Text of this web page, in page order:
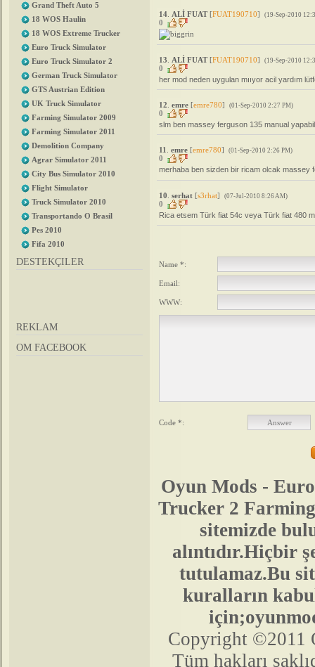
Grand Theft Auto 5
18 WOS Haulin
18 WOS Extreme Trucker
Euro Truck Simulator
Euro Truck Simulator 2
German Truck Simulator
GTS Austrian Edition
UK Truck Simulator
Farming Simulator 2009
Farming Simulator 2011
Demolition Company
Agrar Simulator 2011
City Bus Simulator 2010
Flight Simulator
Truck Simulator 2010
Transportando O Brasil
Pes 2010
Fifa 2010
DESTEKÇILER
REKLAM
OM FACEBOOK
14 ALİ FUAT [FUAT190710] (19-Sep-2010
0
13 ALİ FUAT [FUAT190710] (19-Sep-2010
0
her mod neden uygulan mııyor acil yardım
12 emre [emre780] (01-Sep-2010 2:27 PM)
0
slm ben massey ferguson 135 manual
11 emre [emre780] (01-Sep-2010 2:26 PM)
0
merhaba ben sizden bir ricam olcak massey
10 serhat [s3rhat] (07-Jul-2010 8:26 AM)
0
Rica etsem Türk fiat 54c veya Türk fiat 480
Name *:
Email:
WWW:
Code *:
Oyun Mods -
Trucker 2
sitemizde
alıntıdır.Hiçbir
tutulamaz.Bu
kuralların
Copyright ©2011
Tüm hakları